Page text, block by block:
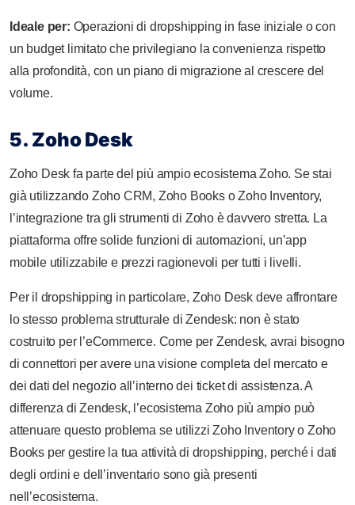
Ideale per: Operazioni di dropshipping in fase iniziale o con
un budget limitato che privilegiano la convenienza rispetto
alla profondità, con un piano di migrazione al crescere del
volume.
5. Zoho Desk
Zoho Desk fa parte del più ampio ecosistema Zoho. Se stai
già utilizzando Zoho CRM, Zoho Books o Zoho Inventory,
l’integrazione tra gli strumenti di Zoho è davvero stretta. La
piattaforma offre solide funzioni di automazioni, un’app
mobile utilizzabile e prezzi ragionevoli per tutti i livelli.
Per il dropshipping in particolare, Zoho Desk deve affrontare
lo stesso problema strutturale di Zendesk: non è stato
costruito per l’eCommerce. Come per Zendesk, avrai bisogno
di connettori per avere una visione completa del mercato e
dei dati del negozio all’interno dei ticket di assistenza. A
differenza di Zendesk, l’ecosistema Zoho più ampio può
attenuare questo problema se utilizzi Zoho Inventory o Zoho
Books per gestire la tua attività di dropshipping, perché i dati
degli ordini e dell’inventario sono già presenti
nell’ecosistema.